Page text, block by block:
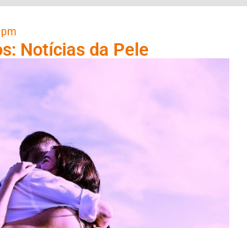
Notícias da Pele